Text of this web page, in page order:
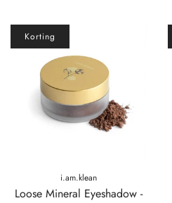
i.am.klean
Loose Mineral Eyeshadow -
Korting